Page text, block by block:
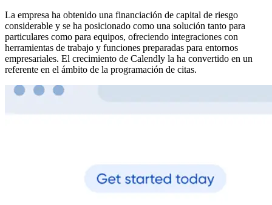
La empresa ha obtenido una financiación de capital de riesgo
considerable y se ha posicionado como una solución tanto para
particulares como para equipos, ofreciendo integraciones con
herramientas de trabajo y funciones preparadas para entornos
empresariales. El crecimiento de Calendly la ha convertido en un
referente en el ámbito de la programación de citas.